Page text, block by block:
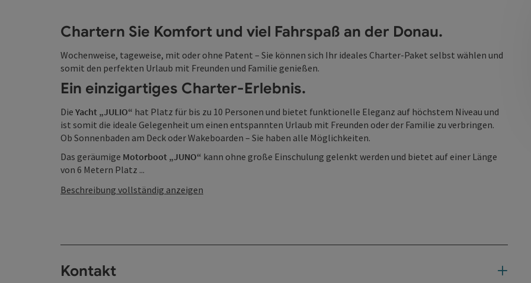
Chartern Sie Komfort und viel Fahrspaß an der Donau.
Wochenweise, tageweise, mit oder ohne Patent – Sie können sich Ihr ideales Charter-Paket selbst wählen und
somit den perfekten Urlaub mit Freunden und Familie genießen.
Ein einzigartiges Charter-Erlebnis.
Die Yacht „JULIO“ hat Platz für bis zu 10 Personen und bietet funktionelle Eleganz auf höchstem Niveau und
ist somit die ideale Gelegenheit um einen entspannten Urlaub mit Freunden oder der Familie zu verbringen.
Ob Sonnenbaden am Deck oder Wakeboarden – Sie haben alle Möglichkeiten.
Das geräumige Motorboot „JUNO“ kann ohne große Einschulung gelenkt werden und bietet auf einer Länge
von 6 Metern Platz ...
Beschreibung vollständig anzeigen
Kontakt